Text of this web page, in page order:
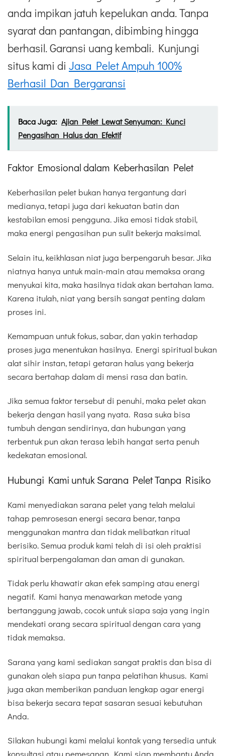
anda impikan jatuh kepelukan anda. Tanpa
syarat dan pantangan, dibimbing hingga
berhasil. Garansi uang kembali. Kunjungi
situs kami di Jasa Pelet Ampuh 100%
Berhasil Dan Bergaransi
Baca Juga: Ajian Pelet Lewat Senyuman: Kunci
Pengasihan Halus dan Efektif
Faktor Emosional dalam Keberhasilan Pelet
Keberhasilan pelet bukan hanya tergantung dari
medianya, tetapi juga dari kekuatan batin dan
kestabilan emosi pengguna. Jika emosi tidak stabil,
maka energi pengasihan pun sulit bekerja maksimal.
Selain itu, keikhlasan niat juga berpengaruh besar. Jika
niatnya hanya untuk main-main atau memaksa orang
menyukai kita, maka hasilnya tidak akan bertahan lama.
Karena itulah, niat yang bersih sangat penting dalam
proses ini.
Kemampuan untuk fokus, sabar, dan yakin terhadap
proses juga menentukan hasilnya. Energi spiritual bukan
alat sihir instan, tetapi getaran halus yang bekerja
secara bertahap dalam di mensi rasa dan batin.
Jika semua faktor tersebut di penuhi, maka pelet akan
bekerja dengan hasil yang nyata. Rasa suka bisa
tumbuh dengan sendirinya, dan hubungan yang
terbentuk pun akan terasa lebih hangat serta penuh
kedekatan emosional.
Hubungi Kami untuk Sarana Pelet Tanpa Risiko
Kami menyediakan sarana pelet yang telah melalui
tahap pemrosesan energi secara benar, tanpa
menggunakan mantra dan tidak melibatkan ritual
berisiko. Semua produk kami telah di isi oleh praktisi
spiritual berpengalaman dan aman di gunakan.
Tidak perlu khawatir akan efek samping atau energi
negatif. Kami hanya menawarkan metode yang
bertanggung jawab, cocok untuk siapa saja yang ingin
mendekati orang secara spiritual dengan cara yang
tidak memaksa.
Sarana yang kami sediakan sangat praktis dan bisa di
gunakan oleh siapa pun tanpa pelatihan khusus. Kami
juga akan memberikan panduan lengkap agar energi
bisa bekerja secara tepat sasaran sesuai kebutuhan
Anda.
Silakan hubungi kami melalui kontak yang tersedia untuk